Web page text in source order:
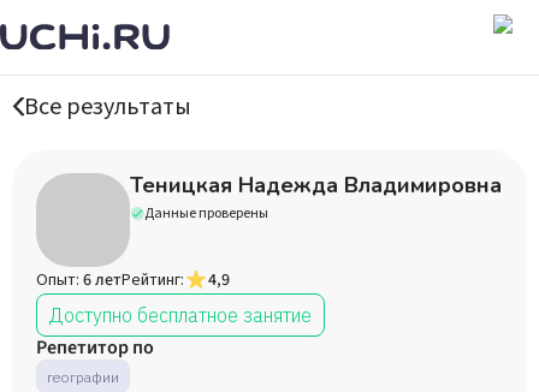
Все результаты
Теницкая Надежда Владимировна
Данные проверены
Опыт: 6 летРейтинг:
4,9
Доступно бесплатное занятие
Репетитор по
географии